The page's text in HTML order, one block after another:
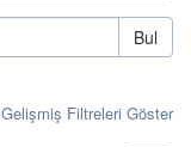
Bul
Gelişmiş Filtreleri Göster